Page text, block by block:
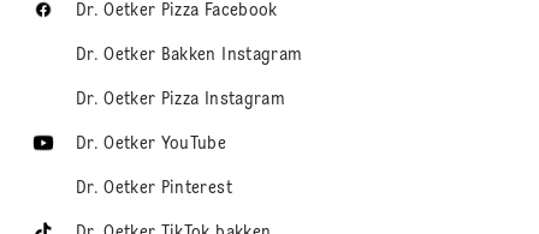
Dr. Oetker Pizza Facebook
Dr. Oetker Bakken Instagram
Dr. Oetker Pizza Instagram
Dr. Oetker YouTube
Dr. Oetker Pinterest